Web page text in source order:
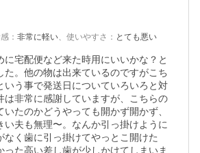
： 非常に軽い、 使いやすさ ： とても悪い
に宅配便など来た時用にいいかな？と
た。他の物は出来ているのですがこち
いう事で発送日についていろいろと対
は非常に感謝していますが、こちらの
たのかどうやっても開かず開かず、
い夫も無理〜。なんか引っ掛けように
なく歯に引っ掛けてやっとこ開けた
った高い差し歯が少しかけてしまいま